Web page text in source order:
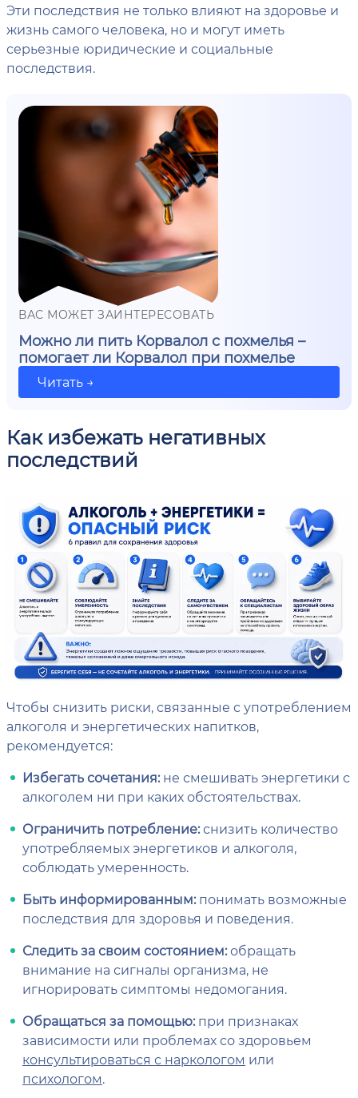
Эти последствия не только влияют на здоровье и
жизнь самого человека, но и могут иметь
серьезные юридические и социальные
последствия.
ВАС МОЖЕТ ЗАИНТЕРЕСОВАТЬ
Можно ли пить Корвалол с похмелья –
помогает ли Корвалол при похмелье
Читать →
Как избежать негативных
последствий
Чтобы снизить риски, связанные с употреблением
алкоголя и энергетических напитков,
рекомендуется:
Избегать сочетания:не смешивать энергетики с
алкоголем ни при каких обстоятельствах.
Ограничить потребление:снизить количество
употребляемых энергетиков и алкоголя,
соблюдать умеренность.
Быть информированным:понимать возможные
последствия для здоровья и поведения.
Следить за своим состоянием:обращать
внимание на сигналы организма, не
игнорировать симптомы недомогания.
Обращаться за помощью:при признаках
зависимости или проблемах со здоровьем
консультироваться с наркологом или
психологом.